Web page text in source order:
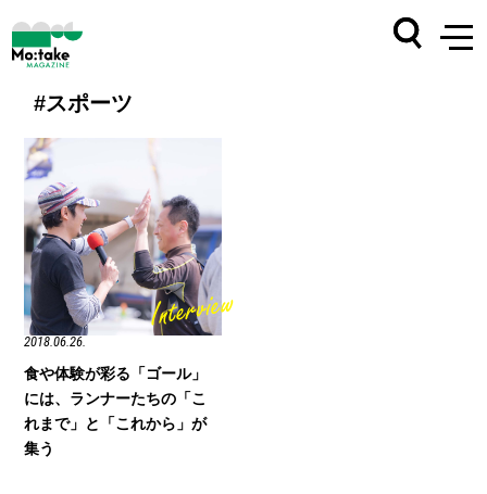
#スポーツ
2018.06.26.
食や体験が彩る「ゴール」
には、ランナーたちの「こ
れまで」と「これから」が
集う